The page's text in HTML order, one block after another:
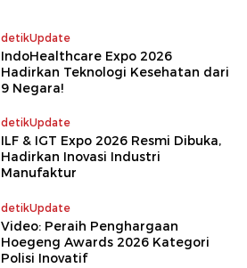
detikUpdate
IndoHealthcare Expo 2026
Hadirkan Teknologi Kesehatan dari
9 Negara!
detikUpdate
ILF & IGT Expo 2026 Resmi Dibuka,
Hadirkan Inovasi Industri
Manufaktur
detikUpdate
Video: Peraih Penghargaan
Hoegeng Awards 2026 Kategori
Polisi Inovatif